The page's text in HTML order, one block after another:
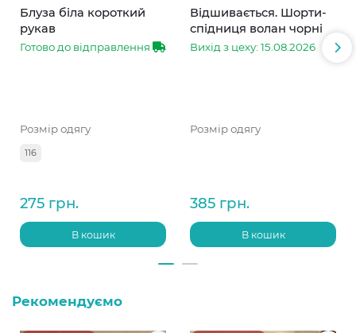
Блуза біла короткий
рукав
Готово до відправлення
Розмір одягу
116
275 грн.
В кошик
Відшивається. Шорти-
спідниця волан чорні
Вихід з цеху: 15.08.2026
Розмір одягу
385 грн.
В кошик
Рекомендуємо